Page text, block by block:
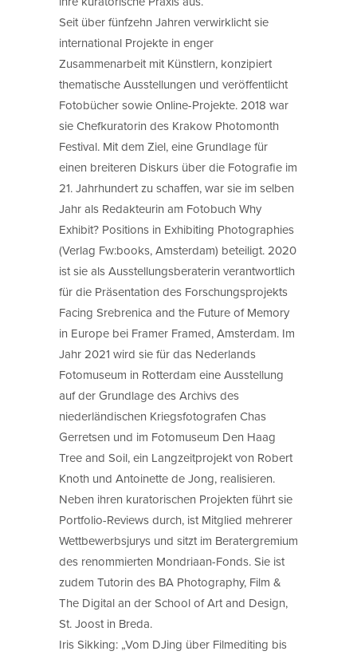
Seit über fünfzehn Jahren verwirklicht sie
international Projekte in enger
Zusammenarbeit mit Künstlern, konzipiert
thematische Ausstellungen und veröffentlicht
Fotobücher sowie Online-Projekte. 2018 war
sie Chefkuratorin des Krakow Photomonth
Festival. Mit dem Ziel, eine Grundlage für
einen breiteren Diskurs über die Fotografie im
21. Jahrhundert zu schaffen, war sie im selben
Jahr als Redakteurin am Fotobuch Why
Exhibit? Positions in Exhibiting Photographies
(Verlag Fw:books, Amsterdam) beteiligt. 2020
ist sie als Ausstellungsberaterin verantwortlich
für die Präsentation des Forschungsprojekts
Facing Srebrenica and the Future of Memory
in Europe bei Framer Framed, Amsterdam. Im
Jahr 2021 wird sie für das Nederlands
Fotomuseum in Rotterdam eine Ausstellung
auf der Grundlage des Archivs des
niederländischen Kriegsfotografen Chas
Gerretsen und im Fotomuseum Den Haag
Tree and Soil, ein Langzeitprojekt von Robert
Knoth und Antoinette de Jong, realisieren.
Neben ihren kuratorischen Projekten führt sie
Portfolio-Reviews durch, ist Mitglied mehrerer
Wettbewerbsjurys und sitzt im Beratergremium
des renommierten Mondriaan-Fonds. Sie ist
zudem Tutorin des BA Photography, Film &
The Digital an der School of Art and Design,
St. Joost in Breda.
Iris Sikking: „Vom DJing über Filmediting bis